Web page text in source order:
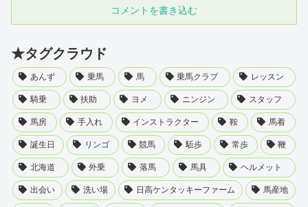
コメントを書き込む
★タグクラウド
あんず 乗馬 馬 乗馬クラブ レッスン
騎乗 扶助 ヨメ ニンジン スタッフ
馬房 手入れ インストラクター 鞍 馬着
誕生日 リンゴ 競馬 駈歩 常歩 鞭
北海道 外乗 落馬 馬具 ヘルメット
出会い 洗い場 日高ケンタッキーファーム 馬産地